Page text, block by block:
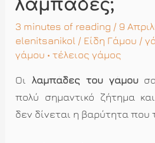
λαμπάδες;
3 minutes of reading / 9
elenitsanikol / Είδη Γάμου /
γάμου •τέλειος γάμος
Οι λαμπάδες του γάμου
πολύ σημαντικό ζήτημα
δεν δίνεται η βαρύτητα που